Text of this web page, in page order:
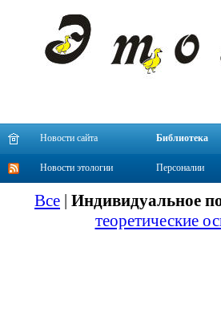
Новости сайта Библиотека
Новости этологии Персоналии
Все | Индивидуальное
теоретические